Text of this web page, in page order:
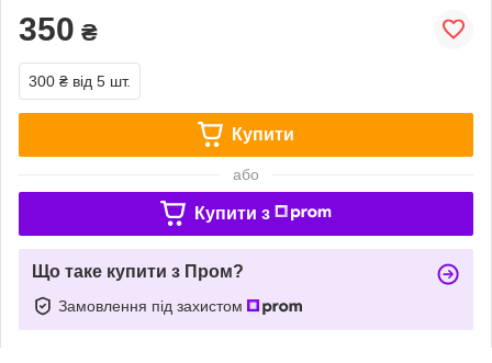
350 ₴
300 ₴ від 5 шт.
Купити
або
Купити з
Що таке купити з Пром?
Замовлення під захистом